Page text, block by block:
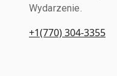
Wydarzenie.
+1(770) 304-3355